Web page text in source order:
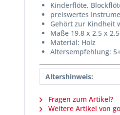
Kinderflöte,
preiswertes
Gehört zur Kindheit
Maße 19,8 x 2,5 x
Material: Holz
Altersempfehlung:
Altershinweis:
Fragen zum Artikel?
Weitere Artikel von